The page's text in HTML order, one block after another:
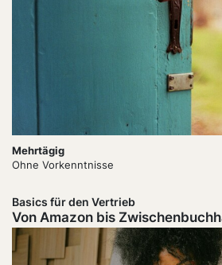
Dauer:
Mehrtägig
Level
Ohne Vorkenntnisse
Basics für den Vertrieb
Von Amazon bis